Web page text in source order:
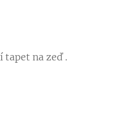
tapet na zeď .